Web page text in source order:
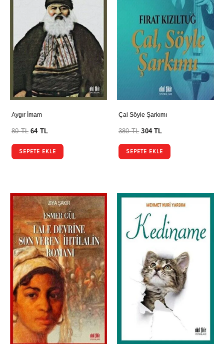
Aygır İmam
80TL 64 TL
SEPETE EKLE
Çal Söyle Şarkımı
380TL 304TL
SEPETE EKLE